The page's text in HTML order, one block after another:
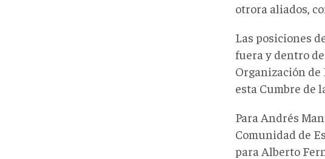
otrora aliados,
Las posiciones
fuera y dentro
Organización de
esta Cumbre de
Para Andrés
Comunidad de
para Alberto